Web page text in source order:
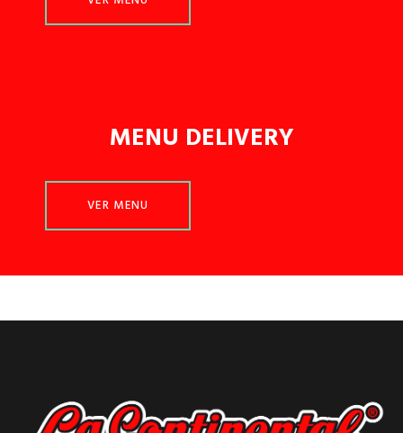
MENU DELIVERY
VER MENU